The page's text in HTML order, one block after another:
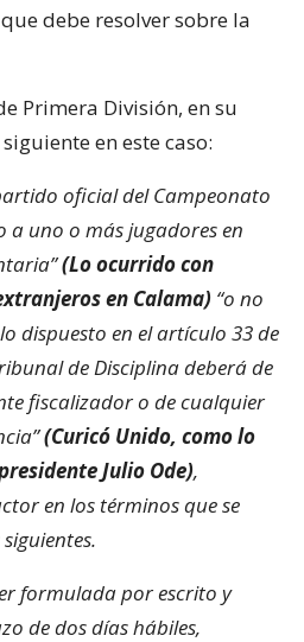
debe resolver sobre la
Primera División, en su
en este caso:
oficial del Campeonato
uno o más jugadores en
(Lo ocurrido con
en Calama) “o no
dispuesto en el artículo 33 de
de Disciplina deberá de
fiscalizador o de cualquier
(Curicó Unido, como lo
Julio Ode),
en los términos que se
formulada por escrito y
de dos días hábiles,